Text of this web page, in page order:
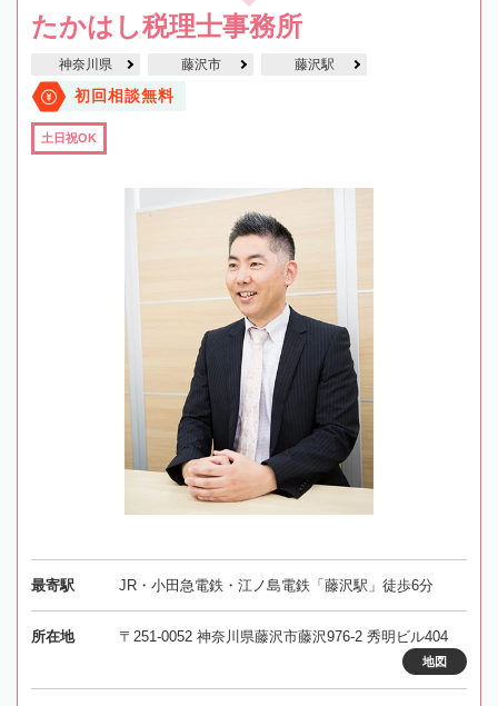
たかはし税理士事務所
神奈川県 藤沢市 藤沢駅
初回相談無料
土日祝OK
最寄駅 JR・小田急電鉄・江ノ島電鉄「藤沢駅」徒歩6分
所在地 〒251-0052 神奈川県藤沢市藤沢976-2 秀明ビル404
地図